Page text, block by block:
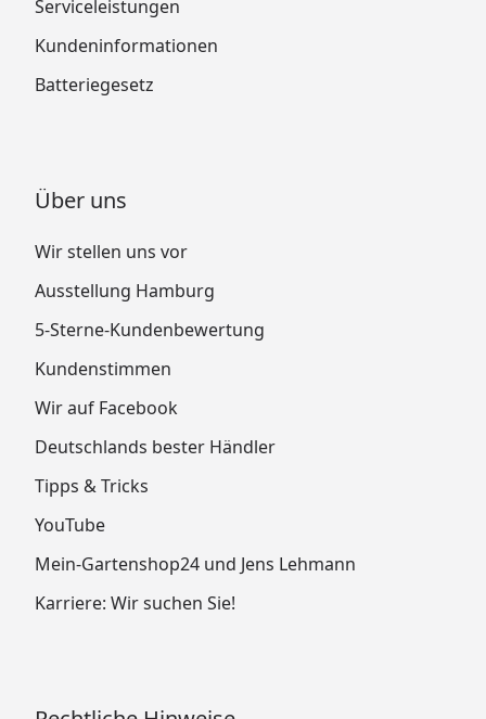
Serviceleistungen
Kundeninformationen
Batteriegesetz
Über uns
Wir stellen uns vor
Ausstellung Hamburg
5-Sterne-Kundenbewertung
Kundenstimmen
Wir auf Facebook
Deutschlands bester Händler
Tipps & Tricks
YouTube
Mein-Gartenshop24 und Jens Lehmann
Karriere: Wir suchen Sie!